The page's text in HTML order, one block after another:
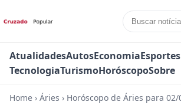
AtualidadesAutosEconomiaEsportes
TecnologiaTurismoHoróscopoSobre
Home › Áries › Horóscopo de Áries para 02/